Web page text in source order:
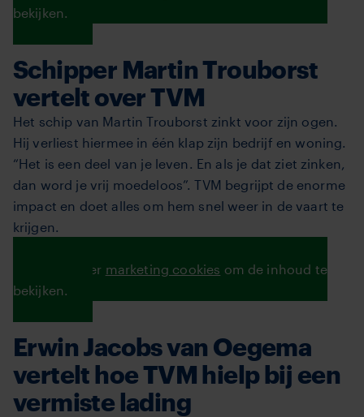
bekijken.
Schipper Martin Trouborst
vertelt over TVM
Het schip van Martin Trouborst zinkt voor zijn ogen.
Hij verliest hiermee in één klap zijn bedrijf en woning.
“Het is een deel van je leven. En als je dat ziet zinken,
dan word je vrij moedeloos”. TVM begrijpt de enorme
impact en doet alles om hem snel weer in de vaart te
krijgen.
Accepteer marketing cookies om de inhoud te
bekijken.
Erwin Jacobs van Oegema
vertelt hoe TVM hielp bij een
vermiste lading